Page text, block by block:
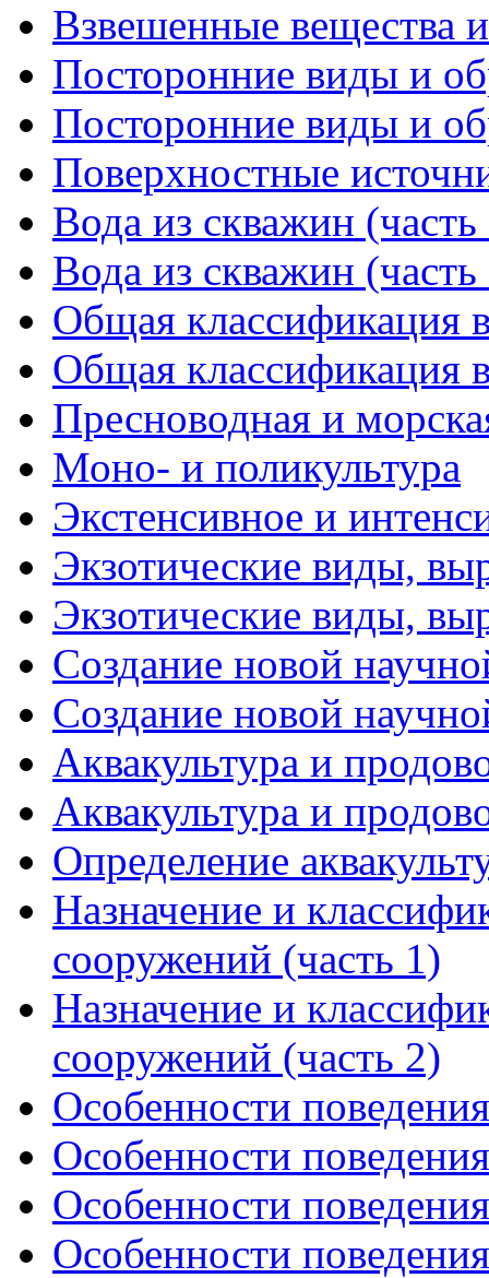
Взвешенные вещества
Посторонние виды и
Посторонние виды и
Поверхностные
Вода из скважин (часть
Вода из скважин (часть
Общая классификация
Общая классификация
Пресноводная и
Моно- и поликультура
Экстенсивное и
Экзотические виды,
Экзотические виды,
Создание новой
Создание новой
Аквакультура и
Аквакультура и
Определение
Назначение и
сооружений (часть 1)
Назначение и
сооружений (часть 2)
Особенности
Особенности
Особенности
Особенности